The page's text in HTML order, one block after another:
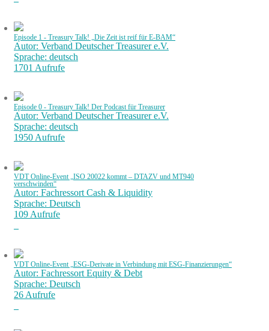
Episode 1 - Treasury Talk! „Die Zeit ist reif für E-BAM“
Autor: Verband Deutscher Treasurer e.V.
Sprache: deutsch
1701 Aufrufe
Episode 0 - Treasury Talk! Der Podcast für Treasurer
Autor: Verband Deutscher Treasurer e.V.
Sprache: deutsch
1950 Aufrufe
VDT Online-Event „ISO 20022 kommt – DTAZV und MT940
verschwinden“
Autor: Fachressort Cash & Liquidity
Sprache: Deutsch
109 Aufrufe
VDT Online-Event „ESG-Derivate in Verbindung mit ESG-Finanzierungen“
Autor: Fachressort Equity & Debt
Sprache: Deutsch
26 Aufrufe